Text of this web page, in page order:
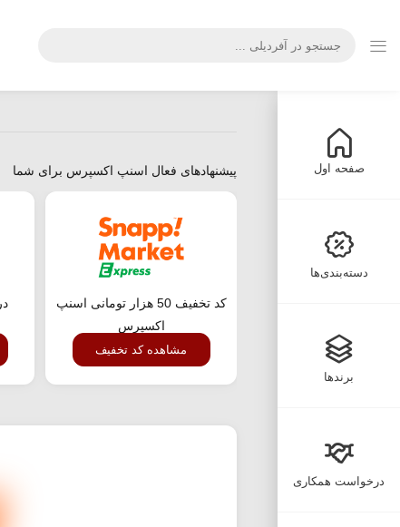
صفحه اول
دسته‌بندی‌ها
برندها
درخواست همکاری
پیشنهادهای فعال اسنپ اکسپرس برای شما
کد تخفیف 50 هزار تومانی اسنپ
اکسپرس
مشاهده کد تخفیف